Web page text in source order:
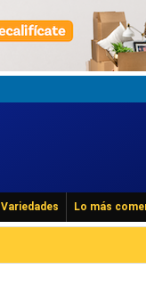
Variedades Lo más